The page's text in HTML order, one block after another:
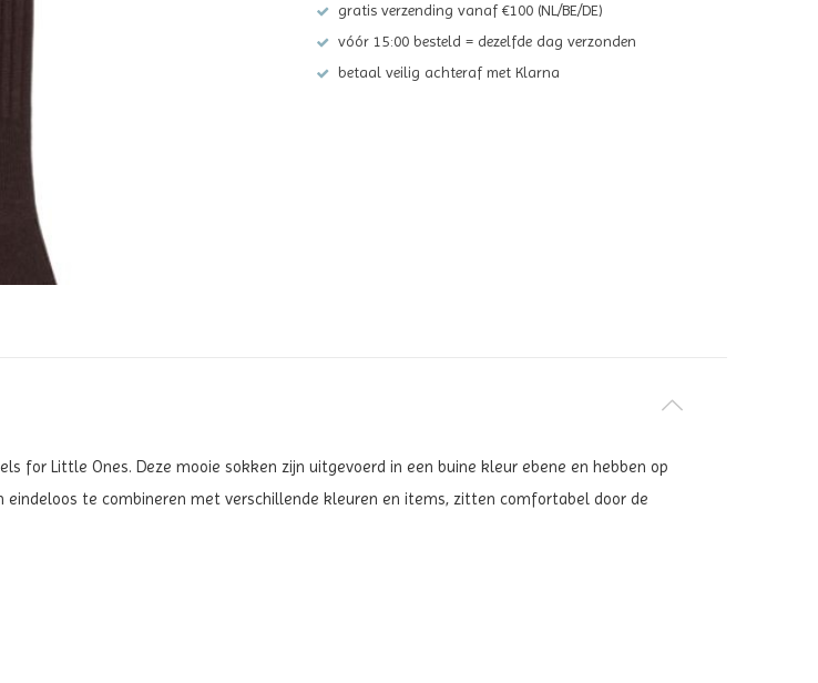
gratis verzending vanaf €100 (NL/BE/DE)
vóór 15:00 besteld = dezelfde dag verzonden
betaal veilig achteraf met Klarna
for Little Ones. Deze mooie sokken zijn uitgevoerd in een buine kleur ebene en hebben op
eindeloos te combineren met verschillende kleuren en items, zitten comfortabel door de